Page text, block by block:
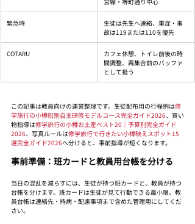
緊急時
生徒は先生へ連絡、重症・事
故は119または110を優先
COTARU
カフェ休憩、トイレ前後の時
間調整、再集合前のバッファ
として扱う
この記事は教員向けの運営整理です。生徒配布用の行程例は修
学旅行の小樽班別自主研修モデルコース完全ガイド2026、買い
物指導は修学旅行の小樽お土産ベスト20｜予算別完全ガイド
2026、写真ルールは修学旅行で行きたい小樽映えスポット15
選完全ガイド2026へ分けると、事前指導が短くなります。
事前準備：班カードと教員用台帳を分ける
当日の混乱を減らすには、生徒が持つ班カードと、教員が持つ
台帳を分けます。班カードは生徒が見て行動できる最小限、教
員台帳は連絡先・持病・配慮事項まで含めた管理用にしてくだ
さい。